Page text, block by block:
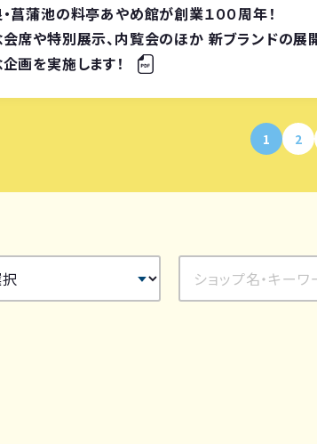
菖蒲池の料亭あやめ館が創業１００周年！
席や特別展示、内覧会のほか 新ブランドの展
画を実施します！
1 2